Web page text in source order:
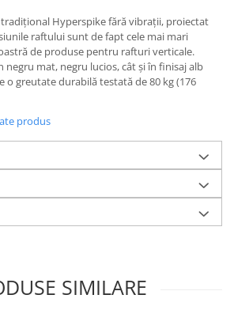
Hyperspike fără vibrații, proiectat
raftului sunt de fapt cele mai mari
de produse pentru rafturi verticale.
​​negru mat, negru lucios, cât și în finisaj alb
o greutate durabilă testată de 80 kg (176
produs
SIMILARE